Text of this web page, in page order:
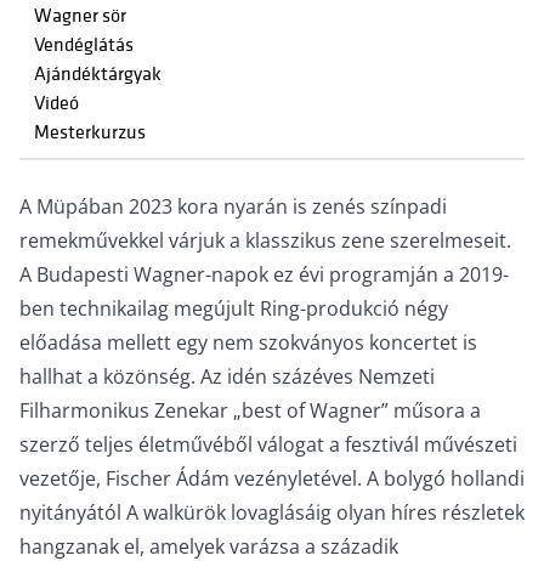
Wagner sör
Vendéglátás
Ajándéktárgyak
Videó
Mesterkurzus
A Müpában 2023 kora nyarán is zenés színpadi
remekművekkel várjuk a klasszikus zene szerelmeseit.
A Budapesti Wagner-napok ez évi programján a 2019-
ben technikailag megújult Ring-produkció négy
előadása mellett egy nem szokványos koncertet is
hallhat a közönség. Az idén százéves Nemzeti
Filharmonikus Zenekar „best of Wagner” műsora a
szerző teljes életművéből válogat a fesztivál művészeti
vezetője, Fischer Ádám vezényletével. A bolygó hollandi
nyitányától A walkürök lovaglásáig olyan híres részletek
hangzanak el, amelyek varázsa a századik